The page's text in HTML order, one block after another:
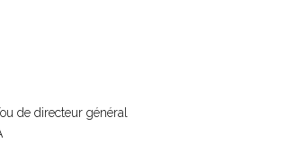
de directeur général